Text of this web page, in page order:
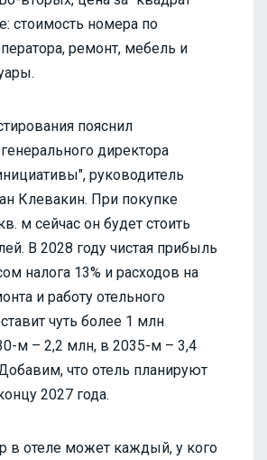
стоимость номера по
ремонт, мебель и
пояснил
директора
руководитель
Клевакин. При покупке
м сейчас он будет стоить
В 2028 году чистая прибыль
налога 13% и расходов на
и работу отельного
чуть более 1 млн
м – 2,2 млн, в 2035-м – 3,4
что отель планируют
2027 года.
в отеле может каждый, у кого